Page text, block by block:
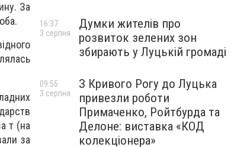
За
т (на
за
Думки жителів про
розвиток зелених зон
збирають у Луцькій громаді
16:37
3 серпня
З Кривого Рогу до Луцька
привезли роботи
Примаченко, Ройтбурда та
Делоне: виставка «КОД
колекціонера»
09:55
3 серпня